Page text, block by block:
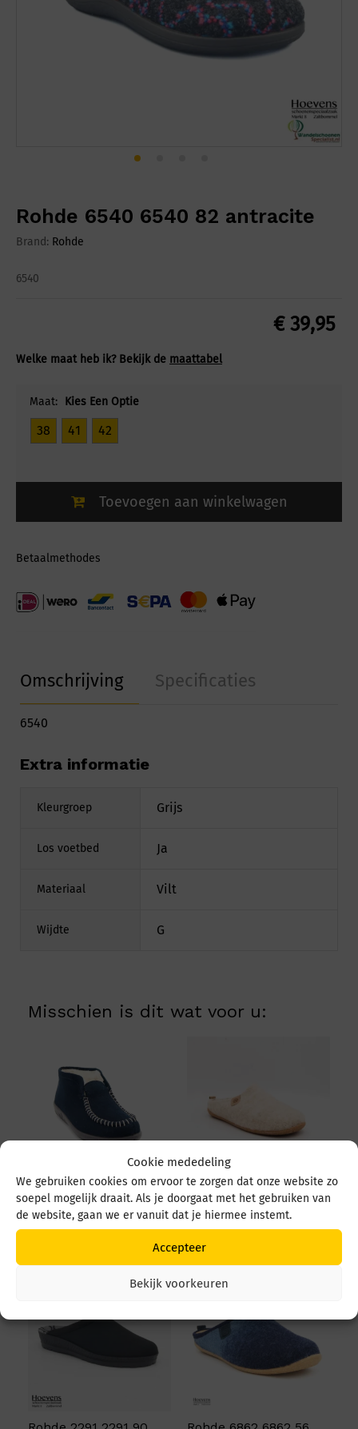
Cookie mededeling
We gebruiken cookies om ervoor te zorgen dat onze website zo
soepel mogelijk draait. Als je doorgaat met het gebruiken van
de website, gaan we er vanuit dat je hiermee instemt.
Accepteer
Bekijk voorkeuren
Rohde 6540 6540 82 antracite
Brand: Rohde
6540
€39,95
Welke maat heb ik? Bekijk de maattabel
Maat: Kies Een Optie
38 41 42
Toevoegen aan winkelwagen
Betaalmethodes
Omschrijving Specificaties
6540
Extra informatie
Kleurgroep Grijs
Los voetbed Ja
Materiaal Vilt
Wijdte G
Misschien is dit wat voor u:
Rohde 2236 2236 50
Blue
€54,95
Rohde Tivoli-d 6865
natur
€49,95